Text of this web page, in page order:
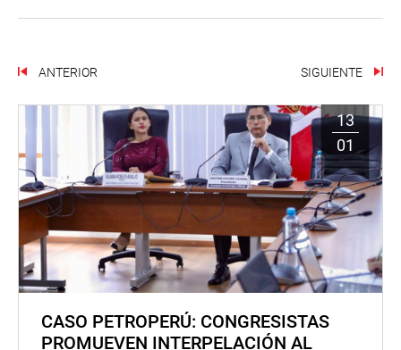
ANTERIOR SIGUIENTE
13
01
CASO PETROPERÚ: CONGRESISTAS
PROMUEVEN INTERPELACIÓN AL